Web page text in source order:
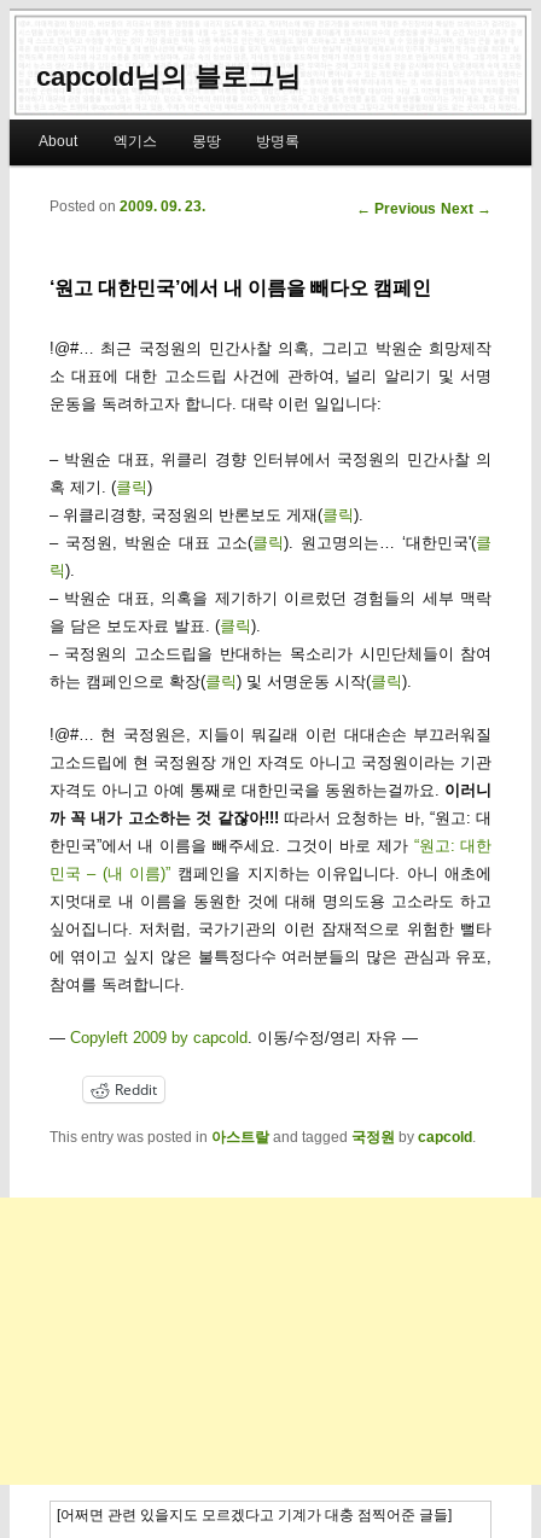
capcold님의 블로그님
Skip to primary content
Skip to secondary content
About 엑기스 몽땅 방명록
Post navigation
← Previous Next →
‘원고 대한민국’에서 내 이름을 빼다오 캠페인
Posted on 2009. 09. 23.
!@#… 최근 국정원의 민간사찰 의혹, 그리고 박원순 희망제작
소 대표에 대한 고소드립 사건에 관하여, 널리 알리기 및 서명
운동을 독려하고자 합니다. 대략 이런 일입니다:
– 박원순 대표, 위클리 경향 인터뷰에서 국정원의 민간사찰 의
혹 제기. (클릭)
– 위클리경향, 국정원의 반론보도 게재(클릭).
– 국정원, 박원순 대표 고소(클릭). 원고명의는… ‘대한민국'(클
릭).
– 박원순 대표, 의혹을 제기하기 이르렀던 경험들의 세부 맥락
을 담은 보도자료 발표. (클릭).
– 국정원의 고소드립을 반대하는 목소리가 시민단체들이 참여
하는 캠페인으로 확장(클릭) 및 서명운동 시작(클릭).
!@#… 현 국정원은, 지들이 뭐길래 이런 대대손손 부끄러워질
고소드립에 현 국정원장 개인 자격도 아니고 국정원이라는 기관
자격도 아니고 아예 통째로 대한민국을 동원하는걸까요. 이러니
까 꼭 내가 고소하는 것 같잖아!!! 따라서 요청하는 바, “원고: 대
한민국”에서 내 이름을 빼주세요. 그것이 바로 제가 “원고: 대한
민국 – (내 이름)” 캠페인을 지지하는 이유입니다. 아니 애초에
지멋대로 내 이름을 동원한 것에 대해 명의도용 고소라도 하고
싶어집니다. 저처럼, 국가기관의 이런 잠재적으로 위험한 뻘타
에 엮이고 싶지 않은 불특정다수 여러분들의 많은 관심과 유포,
참여를 독려합니다.
— Copyleft 2009 by capcold . 이동/수정/영리 자유 —
Reddit
This entry was posted in 아스트랄and tagged 국정원 by capcold .
[어쩌면 관련 있을지도 모르겠다고 기계가 대충 점찍어준 글들]